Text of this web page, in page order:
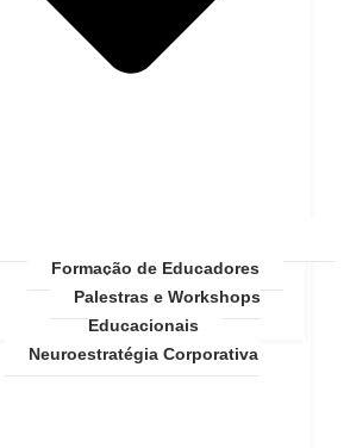
Formação de Educadores
Palestras e Workshops
Educacionais
Neuroestratégia Corporativa